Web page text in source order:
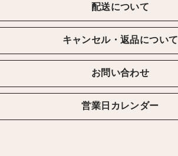
配送について
キャンセル・返品について
お問い合わせ
営業日カレンダー